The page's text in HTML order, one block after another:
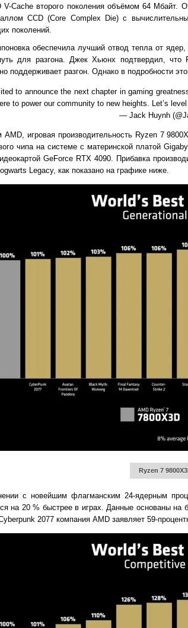
V-Cache второго поколения объёмом 64 Мбайт.
CCD (Core Complex Die) с
поколений.
обеспечила лучший отвод тепла от
для разгона. Джек Хьюнх подтвердил,
поддерживает разгон. Однако в подробности
to announce the next chapter in gaming
to power our community to new heights. Let’s
— Jack Huynh
AMD, игровая производительность Ryzen 7
чипа на системе с материнской платой
GeForce RTX 4090. Прибавка
Legacy, как показано на графике ниже.
Ryzen 7
с новейшим флагманским 24-ядерным
на 20 % быстрее в играх. Данные основаны на
2077 компания AMD заявляет 59-